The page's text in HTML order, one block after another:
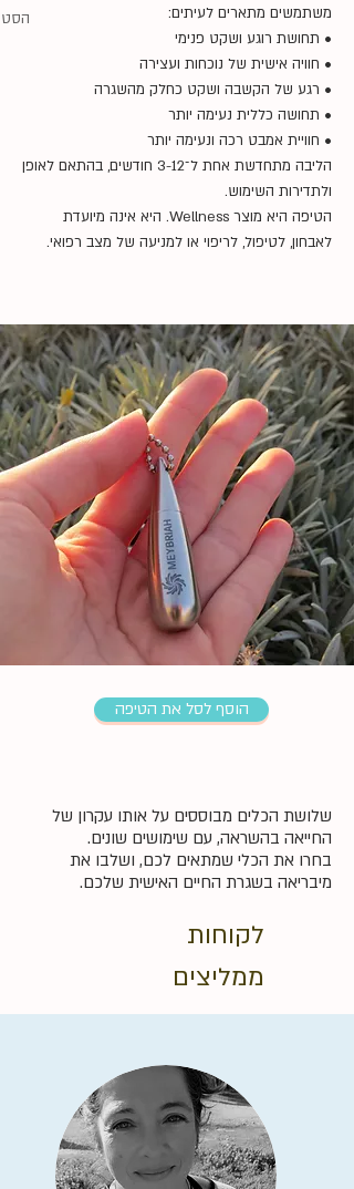
משתמשים מתארים לעיתים:
• תחושת רוגע ושקט פנימי
• חוויה אישית של נוכחות ועצירה
• רגע של הקשבה ושקט כחלק מהשגרה
• תחושה כללית נעימה יותר
• חוויית אמבט רכה ונעימה יותר
הליבה מתחדשת אחת ל־3-12 חודשים, בהתאם לאופן
ולתדירות השימוש.
הטיפה היא מוצר Wellness. היא אינה מיועדת
לאבחון, לטיפול, לריפוי או למניעה של מצב רפואי.
הוסף לסל את הטיפה
שלושת הכלים מבוססים על אותו עקרון של
החייאה בהשראה, עם שימושים שונים.
בחרו את הכלי שמתאים לכם, ושלבו את
מיבריאה בשגרת החיים האישית שלכם.
לקוחות
ממליצים